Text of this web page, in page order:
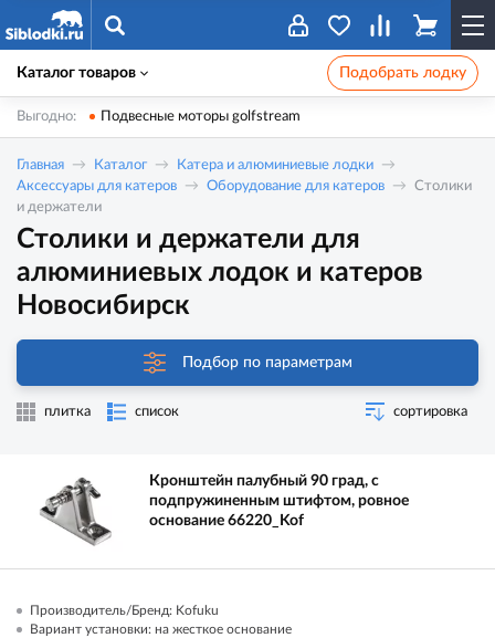
Каталог товаров Подобрать лодку
Выгодно: Подвесные моторы golfstream
Главная Каталог
Катера и алюминиевые лодки
Аксессуары для катеров
Оборудование для катеров
Столики
и держатели
Столики и держатели для
алюминиевых лодок и катеров
Новосибирск
Подбор по параметрам
плитка список сортировка
Кронштейн палубный 90 град, с
подпружиненным штифтом, ровное
основание 66220_Kof
Производитель/Бренд: Kofuku
Вариант установки: на жесткое основание